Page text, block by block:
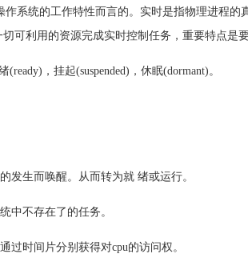
作系统的工作特性而言的。实时是指物理进程
可利用的资源完成实时控制任务，重要特点是
，挂起(suspended)，休眠(dormant)。
发生而唤醒。从而转为就 绪或运行。
中不存在了的任务。
过时间片分别获得对cpu的访问权。